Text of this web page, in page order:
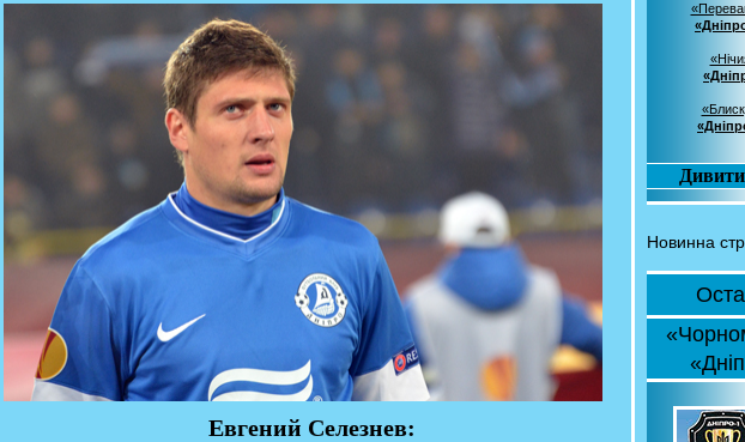
Евгений Селезнев:
Новинна